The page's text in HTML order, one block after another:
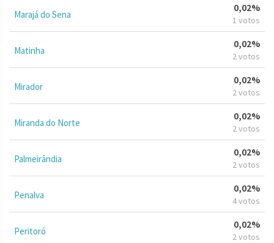
Marajá do Sena
0,02%
1 votos
Matinha
0,02%
2 votos
Mirador
0,02%
2 votos
Miranda do Norte
0,02%
2 votos
Palmeirândia
0,02%
2 votos
Penalva
0,02%
4 votos
Peritoró
0,02%
2 votos